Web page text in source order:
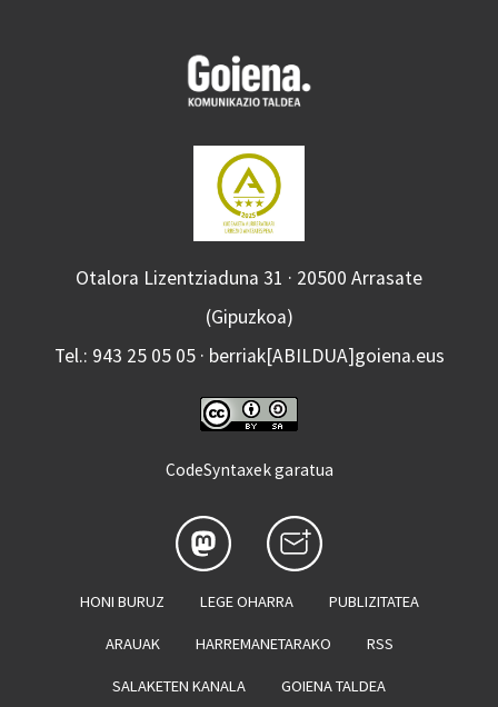
Otalora Lizentziaduna 31 · 20500 Arrasate
(Gipuzkoa)
Tel.: 943 25 05 05 · berriak[ABILDUA]goiena.eus
CodeSyntaxek garatua
HONI BURUZ LEGE OHARRA PUBLIZITATEA
ARAUAK HARREMANETARAKO RSS
SALAKETEN KANALA GOIENA TALDEA